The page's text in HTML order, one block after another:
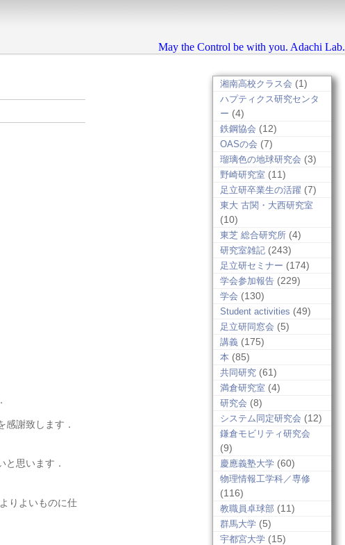
May the Control be with you. Adachi Lab.
謝致します．
思います．
りよいものに仕
湘南高校クラス会 (1)
ハプティクス研究センタ
ー (4)
鉄鋼協会 (12)
OASの会 (7)
瑠璃色の地球研究会 (3)
野崎研究室 (11)
足立研卒業生の活躍 (7)
東大 古関・大西研究室
(10)
東芝 総合研究所 (4)
研究室雑記 (243)
足立研セミナー (174)
学会参加報告 (229)
学会 (130)
Student activities (49)
足立研同窓会 (5)
講義 (175)
本 (85)
共同研究 (61)
満倉研究室 (4)
研究会 (8)
システム同定研究会 (12)
鎌倉モビリティ研究会
(9)
慶應義塾大学 (60)
物理情報工学科／専修
(116)
教職員卓球部 (11)
群馬大学 (5)
宇都宮大学 (15)